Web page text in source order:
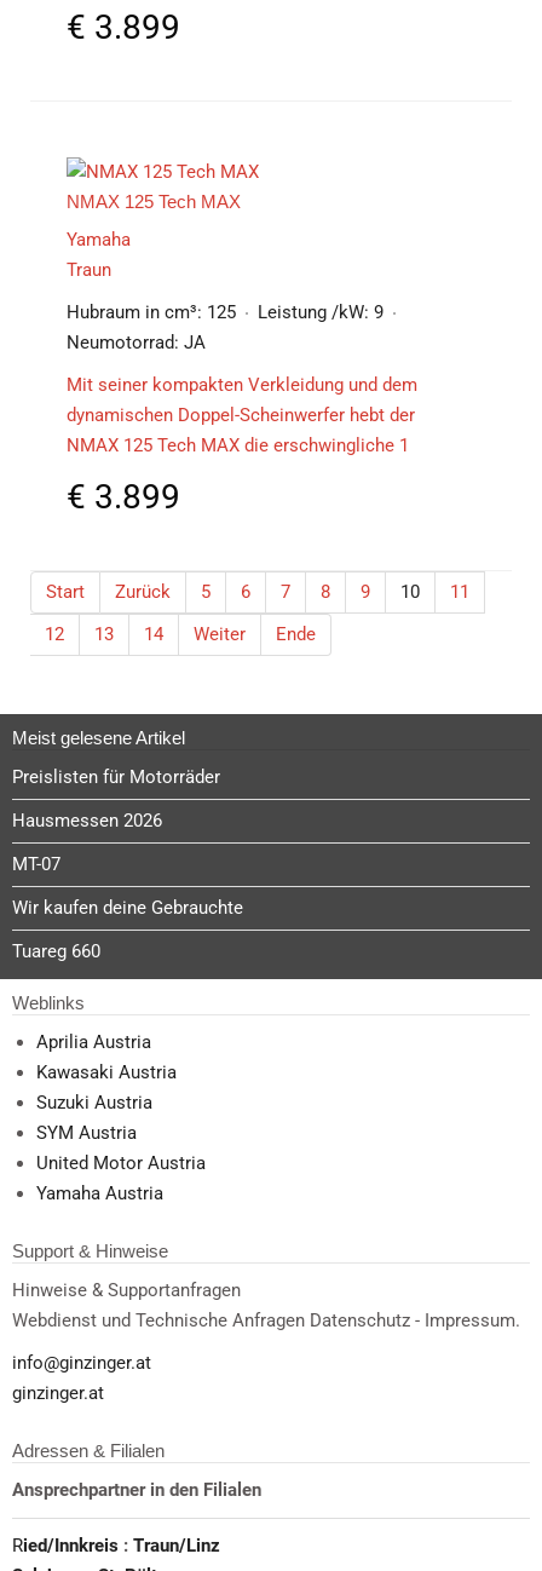
€ 3.899
NMAX 125 Tech MAX
Yamaha
Traun
Hubraum in cm³: 125 Leistung /kW: 9
Neumotorrad: JA
Mit seiner kompakten Verkleidung und dem
dynamischen Doppel-Scheinwerfer hebt der
NMAX 125 Tech MAX die erschwingliche 1
€ 3.899
Start Zurück 5 6 7 8 9 10
11
12
13 14 Weiter Ende
Meist gelesene Artikel
Preislisten für Motorräder
Hausmessen 2026
MT-07
Wir kaufen deine Gebrauchte
Tuareg 660
Weblinks
Aprilia Austria
Kawasaki Austria
Suzuki Austria
SYM Austria
United Motor Austria
Yamaha Austria
Support & Hinweise
Hinweise & Supportanfragen
Webdienst und Technische Anfragen Datenschutz - Impressum.
info@ginzinger.at
ginzinger.at
Adressen & Filialen
Ansprechpartner in den Filialen
Ried/Innkreis : Traun/Linz